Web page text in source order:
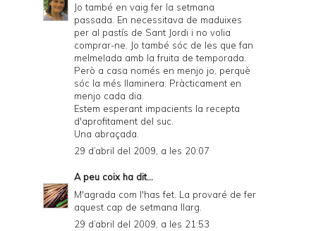
Jo també en vaig fer la setmana
passada. En necessitava de maduixes
per al pastís de Sant Jordi i no volia
comprar-ne. Jo també sóc de les que fan
melmelada amb la fruita de temporada.
Però a casa només en menjo jo, perquè
sóc la més llaminera. Pràcticament en
menjo cada dia.
Estem esperant impacients la recepta
d'aprofitament del suc.
Una abraçada.
29 d’abril del 2009, a les 20:07
A peu coixha dit...
M'agrada com l'has fet. La provaré de fer
aquest cap de setmana llarg.
29 d’abril del 2009, a les 21:53